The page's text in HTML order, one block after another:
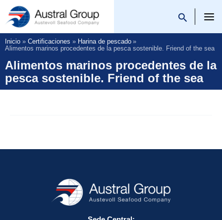
Saltar
contenido
Inicio Certificaciones
Harina de pescado
Alimentos marinos procedentes de la pesca sostenible. Friend of the sea
Alimentos marinos procedentes de la
pesca sostenible. Friend of the sea